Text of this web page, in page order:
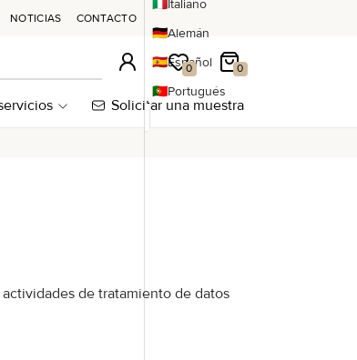
NOTICIAS CONTACTO
Italiano
🇩🇪Alemán
🇪🇸Español
🇵🇹Portugués
Conexión 0
Mi lista de deseos
0
Mi carrito
Solicitar una muestra
de tratamiento de datos